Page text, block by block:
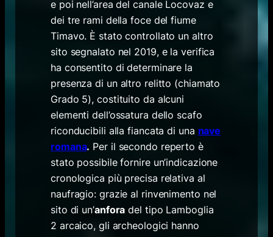
e poi nell’area del canale Locovaz e
dei tre rami della foce del fiume
Timavo. È stato controllato un altro
sito segnalato nel 2019, e la verifica
ha consentito di determinare la
presenza di un altro relitto (chiamato
Grado 5), costituito da alcuni
elementi dell’ossatura dello scafo
riconducibili alla fiancata di una nave
romana. Per il secondo reperto è
stato possibile fornire un’indicazione
cronologica più precisa relativa al
naufragio: grazie al rinvenimento nel
sito di un’anfora del tipo Lamboglia
2 arcaico, gli archeologici hanno